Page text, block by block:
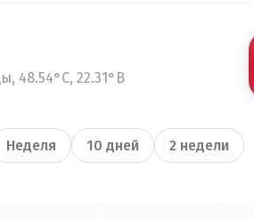
48.54°С, 22.31°В
Неделя 10 дней 2 недели